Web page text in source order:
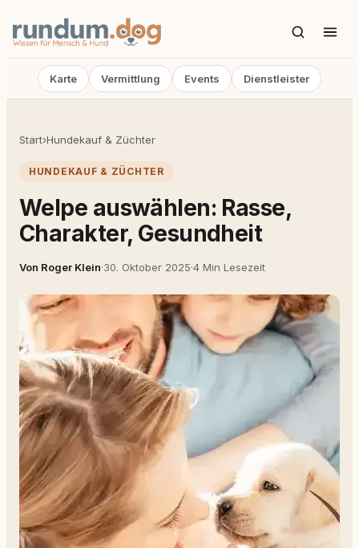
Karte Vermittlung Events Dienstleister
Start›Hundekauf & Züchter
HUNDEKAUF & ZÜCHTER
Welpe auswählen: Rasse,
Charakter, Gesundheit
Von Roger Klein·30. Oktober 2025·4 Min Lesezeit